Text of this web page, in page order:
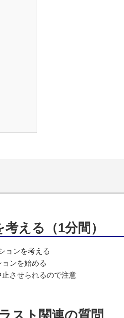
える（1分間）
ョンを考える
ンを始める
させられるので注意